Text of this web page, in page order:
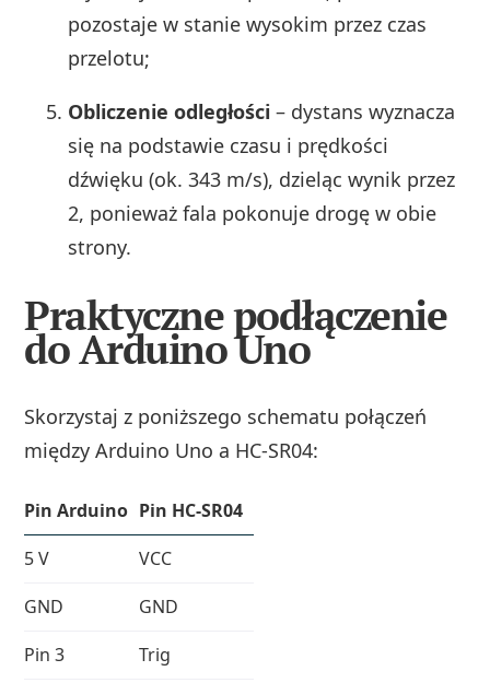
pozostaje w stanie wysokim przez czas
przelotu;
Obliczenie odległości – dystans wyznacza
się na podstawie czasu i prędkości
dźwięku (ok. 343 m/s), dzieląc wynik przez
2, ponieważ fala pokonuje drogę w obie
strony.
Praktyczne podłączenie
do Arduino Uno
Skorzystaj z poniższego schematu połączeń
między Arduino Uno a HC-SR04:
Pin Arduino Pin HC-SR04
5 V
VCC
GND
GND
Pin 3
Trig